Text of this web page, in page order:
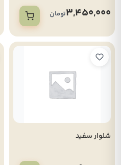
3,450,000تومان
شلوار سفید